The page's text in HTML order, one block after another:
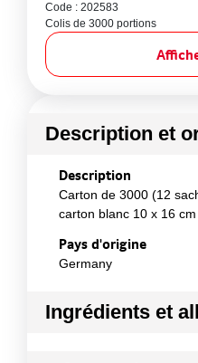
Code : 202583
Colis de 3000 portions
Description et
Description
Carton de 3000 (12
carton blanc 10 x 16 cm
Pays d'origine
Germany
Ingrédients et